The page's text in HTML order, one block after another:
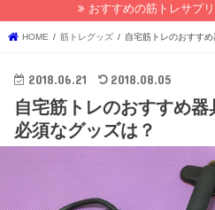
おすすめの筋トレサプ
HOME 筋トレグッズ 自宅筋トレのおすす
2018.06.21 2018.08.05
自宅筋トレのおすすめ
必須なグッズは？